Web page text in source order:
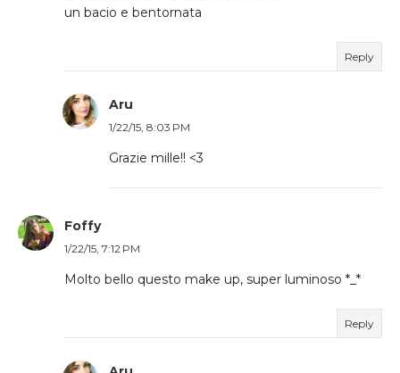
un bacio e bentornata
Reply
Aru
1/22/15, 8:03 PM
Grazie mille!! <3
Foffy
1/22/15, 7:12 PM
Molto bello questo make up, super luminoso *_*
Reply